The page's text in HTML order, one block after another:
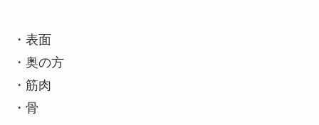
・表面
・奥の方
・筋肉
・骨